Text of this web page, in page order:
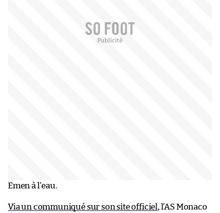
Emen à l’eau.
Via un communiqué sur son site officiel, l’AS Monaco